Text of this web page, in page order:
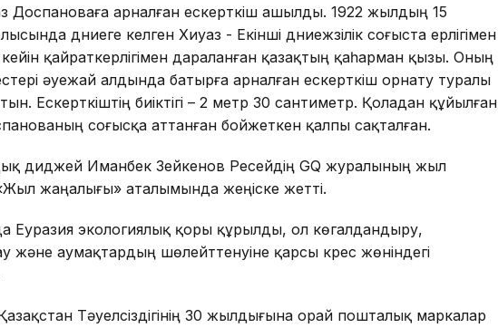
Доспановаға арналған ескерткіш ашылды. 1922 жылдың 15
дүниеге келген Хиуаз - Екінші дүниежүзілік соғыста ерлігімен
қайраткерлігімен дараланған қазақтың қаһарман қызы. Оның
әуежай алдында батырға арналған ескерткіш орнату туралы
Ескерткіштің биіктігі – 2 метр 30 сантиметр. Қоладан құйылған
соғысқа аттанған бойжеткен қалпы сақталған.
диджей Иманбек Зейкенов Ресейдің GQ журалының жыл
жаңалығы» аталымында жеңіске жетті.
Еуразия экологиялық қоры құрылды, ол көгалдандыру,
және аумақтардың шөлейттенуіне қарсы күрес жөніндегі
Тәуелсіздігінің 30 жылдығына орай пошталық маркалар